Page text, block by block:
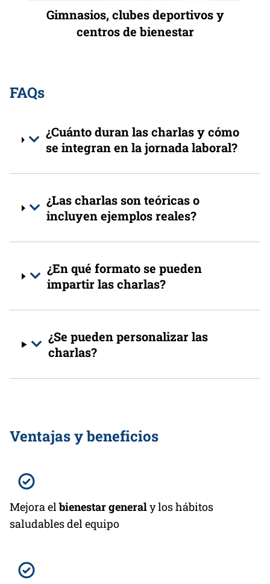
Gimnasios, clubes deportivos y
centros de bienestar
FAQs
¿Cuánto duran las charlas y cómo
se integran en la jornada laboral?
¿Las charlas son teóricas o
incluyen ejemplos reales?
¿En qué formato se pueden
impartir las charlas?
¿Se pueden personalizar las
charlas?
Ventajas y beneficios
Mejora elbienestar generaly los hábitos
saludables del equipo